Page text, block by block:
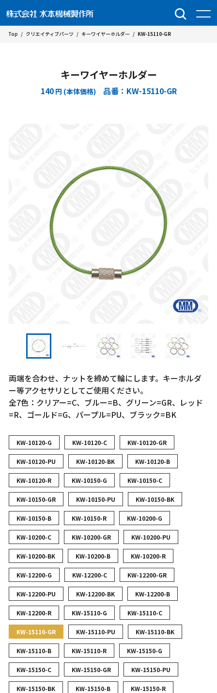
Top / クリエイティブパーツ / キーワイヤーホルダー / KW-15110-GR
キーワイヤーホルダー
140 円 (本体価格) 品番：KW-15110-GR
両端を合わせ、ナットを締めて輪にします。キーホルダ
ー等アクセサリとしてご使用ください。
全7色：クリアー=C、ブルー=B、グリーン=GR、レッド
=R、ゴールド=G、パープル=PU、ブラック=BK
KW-10120-G KW-10120-C KW-10120-GR
KW-10120-PU KW-10120-BK KW-10120-B
KW-10120-R KW-10150-G KW-10150-C
KW-10150-GR KW-10150-PU KW-10150-BK
KW-10150-B KW-10150-R KW-10200-G
KW-10200-C KW-10200-GR KW-10200-PU
KW-10200-BK KW-10200-B KW-10200-R
KW-12200-G KW-12200-C KW-12200-GR
KW-12200-PU KW-12200-BK KW-12200-B
KW-12200-R KW-15110-G KW-15110-C
KW-15110-GR KW-15110-PU KW-15110-BK
KW-15110-B KW-15110-R KW-15150-G
KW-15150-C KW-15150-GR KW-15150-PU
KW-15150-BK KW-15150-B KW-15150-R